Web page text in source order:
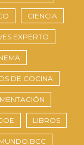
CIENCIA
EXPERTO
DE COCINA
LIBROS